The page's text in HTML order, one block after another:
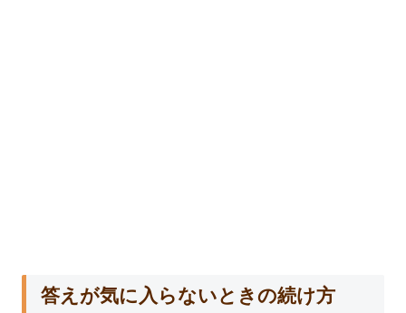
答えが気に入らないときの続け方